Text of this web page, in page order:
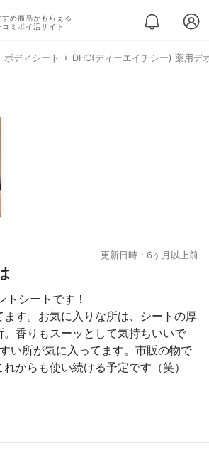
すめ商品がもらえる
コミポイ活サイト
ボディシート DHC(ディーエイチシー) 薬用デ
更新日時：6ヶ月以上前
トシートです！
ます。お気に入りな所は、シートの厚
香りもスーッとして気持ちいいで
い所が気に入ってます。市販の物で
からも使い続ける予定です（笑）